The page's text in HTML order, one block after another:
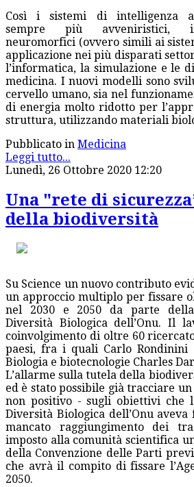
Così i sistemi di intelligenza
sempre più avveniristici,
neuromorfici (ovvero simili ai
applicazione nei più disparati
l’informatica, la simulazione e le
medicina. I nuovi modelli sono
cervello umano, sia nel
di energia molto ridotto per
struttura, utilizzando materiali
Pubblicato in Medicina
Leggi tutto...
Lunedì, 26 Ottobre 2020 12:20
Una "rete di
della biodiversità
Su Science un nuovo contributo
un approccio multiplo per fissare
nel 2030 e 2050 da parte della
Diversità Biologica dell’Onu. Il
coinvolgimento di oltre 60
paesi, fra i quali Carlo
Biologia e biotecnologie Charles
L’allarme sulla tutela della
ed è stato possibile già tracciare
non positivo - sugli obiettivi che
Diversità Biologica dell’Onu
mancato raggiungimento dei
imposto alla comunità scientifica
della Convenzione delle Parti
che avrà il compito di fissare
2050.